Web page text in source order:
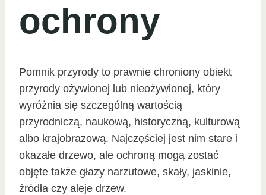
ochrony
Pomnik przyrody to prawnie chroniony obiekt
przyrody ożywionej lub nieożywionej, który
wyróżnia się szczególną wartością
przyrodniczą, naukową, historyczną, kulturową
albo krajobrazową. Najczęściej jest nim stare i
okazałe drzewo, ale ochroną mogą zostać
objęte także głazy narzutowe, skały, jaskinie,
źródła czy aleje drzew.